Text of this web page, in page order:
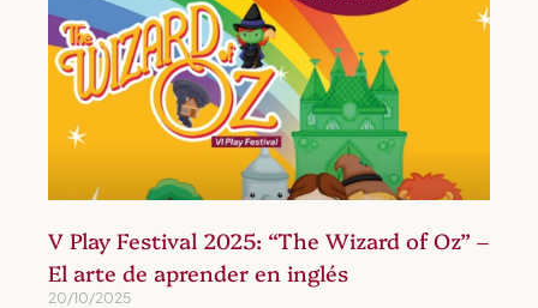
V Play Festival 2025: “The Wizard of Oz” –
El arte de aprender en inglés
20/10/2025